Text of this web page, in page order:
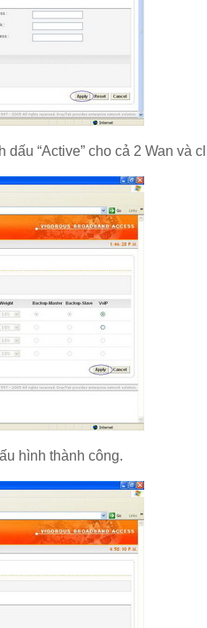
“Active” cho cả 2 Wan
hình thành công.